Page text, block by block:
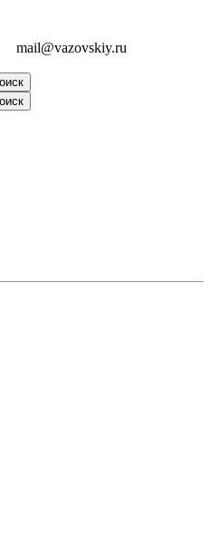
mail@vazovskiy.ru